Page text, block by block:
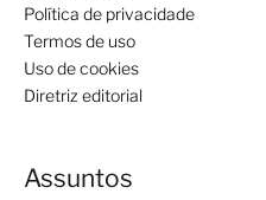
Política de privacidade
Termos de uso
Uso de cookies
Diretriz editorial
Assuntos